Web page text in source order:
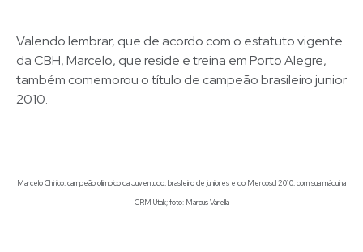
Valendo lembrar, que de acordo com o estatuto vigente
da CBH, Marcelo, que reside e treina em Porto Alegre,
também comemorou o título de campeão brasileiro junior
2010.
Marcelo Chirico, campeão olimpico da Juventudo, brasileiro de juniores e do Mercosul 2010, com sua máquina
CRM Utak; foto: Marcus Varella